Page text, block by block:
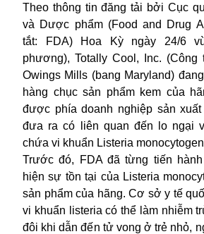
Theo thông tin đăng tải bởi Cục
và Dược phẩm (Food and Drug
tắt: FDA) Hoa Kỳ ngày 24/6
phương), Totally Cool, Inc. (Công
Owings Mills (bang Maryland)
hàng chục sản phẩm kem của
được phía doanh nghiệp sản xuất
đưa ra có liên quan đến lo ngại
chứa vi khuẩn Listeria
Trước đó, FDA đã từng tiến
hiện sự tồn tại của Listeria
sản phẩm của hãng. Cơ sở y tế
vi khuẩn listeria có thể làm nhiễm
đôi khi dẫn đến tử vong ở trẻ nhỏ,